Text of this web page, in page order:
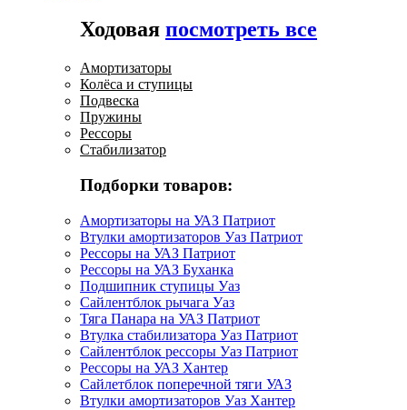
Ходовая посмотреть все
Амортизаторы
Колёса и ступицы
Подвеска
Пружины
Рессоры
Стабилизатор
Подборки товаров:
Амортизаторы на УАЗ Патриот
Втулки амортизаторов Уаз Патриот
Рессоры на УАЗ Патриот
Рессоры на УАЗ Буханка
Подшипник ступицы Уаз
Сайлентблок рычага Уаз
Тяга Панара на УАЗ Патриот
Втулка стабилизатора Уаз Патриот
Сайлентблок рессоры Уаз Патриот
Рессоры на УАЗ Хантер
Сайлетблок поперечной тяги УАЗ
Втулки амортизаторов Уаз Хантер